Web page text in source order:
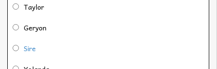
Taylor
Geryon
Sire